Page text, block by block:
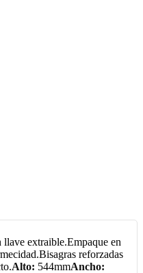
extraible.Empaque en
reforzadas
Alto: 544mmAncho: